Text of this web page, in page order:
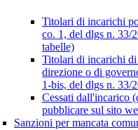
Titolari di incarichi
co. 1, del dlgs n. 33/
tabelle)
Titolari di incarichi
direzione o di
1-bis, del dlgs n. 33/
Cessati dall'incarico
pubblicare sul sito
Sanzioni per mancata